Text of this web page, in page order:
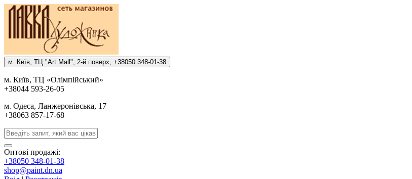
м. Киïв, ТЦ "Art Mall", 2-й поверх, +38050 348-01-38
м. Киïв, ТЦ «Олiмпiйський»
+38044 593-26-05
м. Одеса, Ланжеронiвська, 17
+38063 857-17-68
Оптові продажі:
+38050 348-01-38
shop@paint.dn.ua